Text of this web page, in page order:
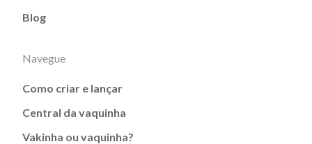
Blog
Navegue
Como criar e lançar
Central da vaquinha
Vakinha ou vaquinha?